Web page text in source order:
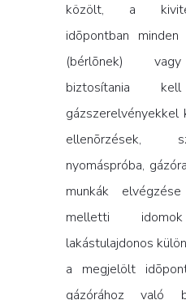
közölt, a
idõpontban
(bérlõnek) vagy
biztosítania
gázszerelvényekkel
ellenõrzések,
nyomáspróba,
munkák
melletti
lakástulajdonos
a megjelölt
gázórához való